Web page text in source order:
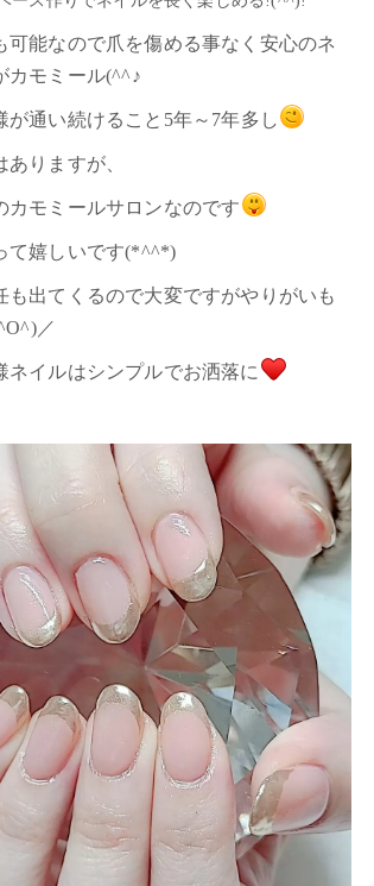
可能なので爪を傷める事なく安心のネ
カモミール(^^♪
が通い続けること5年～7年多し
りますが、
カモミールサロンなのです
て嬉しいです(*^^*)
も出てくるので大変ですがやりがいも
／
ネイルはシンプルでお洒落に